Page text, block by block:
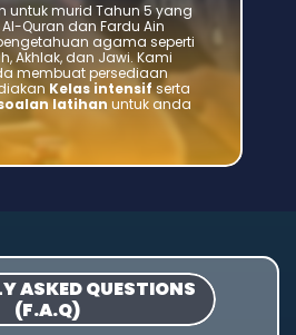
untuk murid Tahun 5 yang
Quran dan Fardu Ain
agama seperti
Akhlak, dan Jawi. Kami
membuat persediaan
Kelas intensif
latihan untuk anda
ASKED QUESTIONS
(F.A.Q)